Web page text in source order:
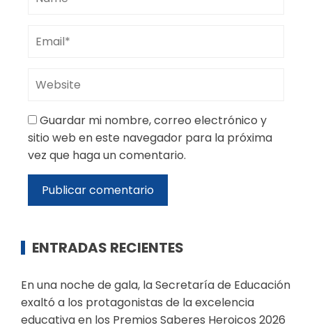
Guardar mi nombre, correo electrónico y
sitio web en este navegador para la próxima
vez que haga un comentario.
ENTRADAS RECIENTES
En una noche de gala, la Secretaría de Educación
exaltó a los protagonistas de la excelencia
educativa en los Premios Saberes Heroicos 2026